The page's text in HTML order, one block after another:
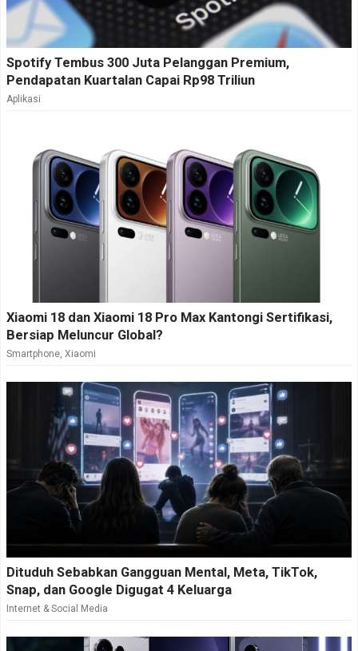
Spotify Tembus 300 Juta Pelanggan Premium,
Pendapatan Kuartalan Capai Rp98 Triliun
Aplikasi
Xiaomi 18 dan Xiaomi 18 Pro Max Kantongi Sertifikasi,
Bersiap Meluncur Global?
Smartphone Xiaomi
Dituduh Sebabkan Gangguan Mental, Meta, TikTok,
Snap, dan Google Digugat 4 Keluarga
Internet & Social Media